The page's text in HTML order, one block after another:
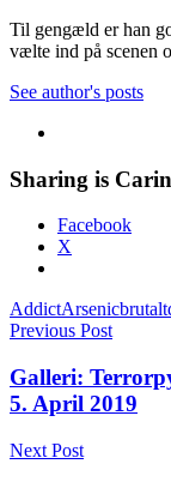
Til gengæld er han
vælte ind på scenen
See author's posts
Sharing is
Facebook
X
AddictArsenicbrutalt
Previous Post
Galleri:
5. April 2019
Next Post